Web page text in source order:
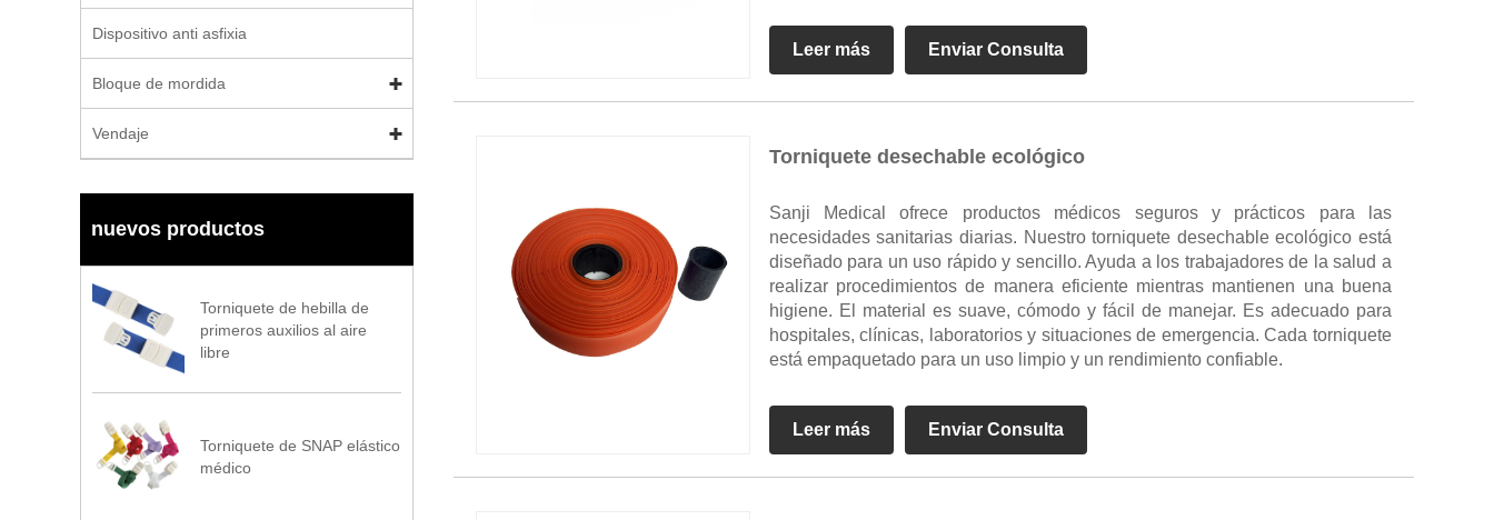
Dispositivo anti asfixia
Bloque de mordida
Vendaje
nuevos productos
Torniquete de hebilla de
primeros auxilios al aire
libre
Torniquete de SNAP elástico
médico
Leer más Enviar Consulta
Torniquete desechable ecológico
Sanji Medical ofrece productos médicos seguros y prácticos para las
necesidades sanitarias diarias. Nuestro torniquete desechable ecológico está
diseñado para un uso rápido y sencillo. Ayuda a los trabajadores de la salud a
realizar procedimientos de manera eficiente mientras mantienen una buena
higiene. El material es suave, cómodo y fácil de manejar. Es adecuado para
hospitales, clínicas, laboratorios y situaciones de emergencia. Cada torniquete
está empaquetado para un uso limpio y un rendimiento confiable.
Leer más Enviar Consulta